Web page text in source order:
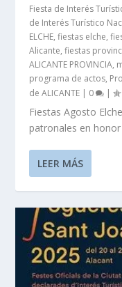
Fiesta de Interés
de Interés Turístico
ELCHE,fiestas elche,
Alicante,fiestas
ALICANTE PROVINCIA,
programa de actos,
de ALICANTE | 0 |
Fiestas Agosto
patronales en honor
LEER MÁS